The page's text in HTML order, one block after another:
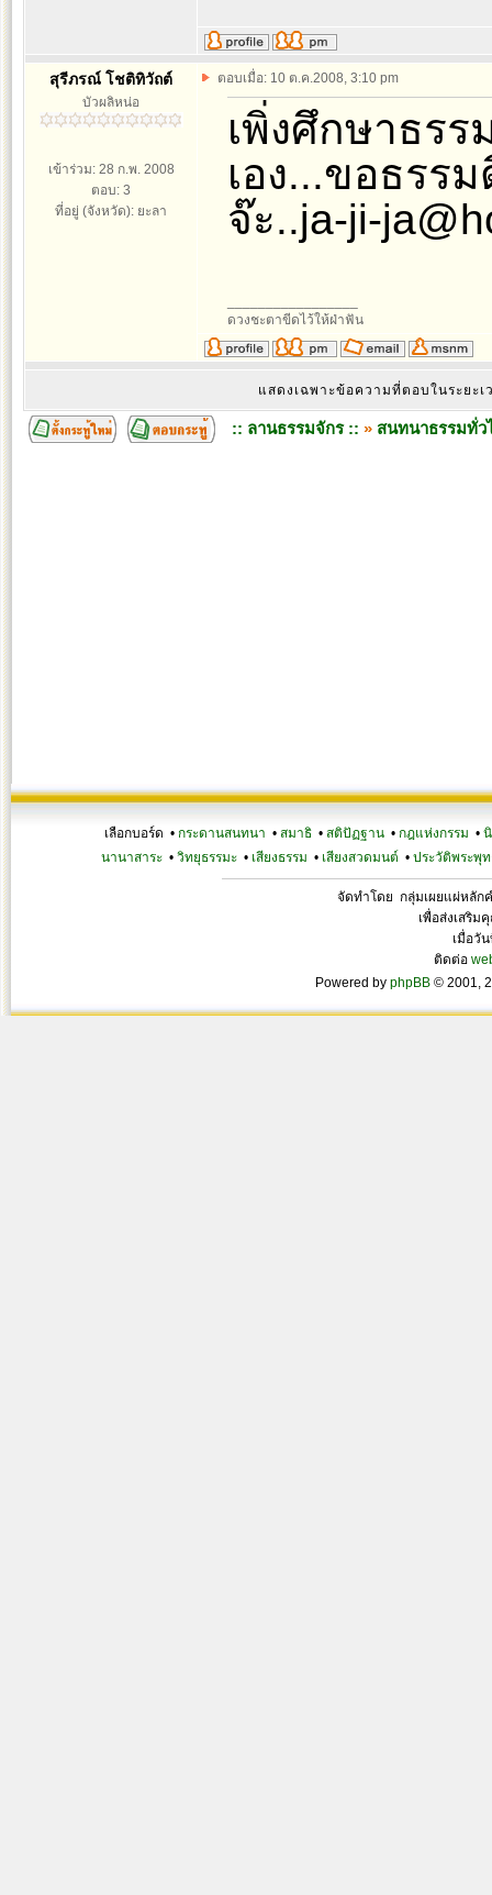
สุรีภรณ์ โชติทิวัถต์
บัวผลิหน่อ
เข้าร่วม: 28 ก.พ. 2008
ตอบ: 3
ที่อยู่ (จังหวัด): ยะลา
ตอบเมื่อ: 10 ต.ค.2008, 3:10 pm
เพิ่งศึกษาธร
เอง...ขอธรร
จ๊ะ..ja-ji-
ดวงชะตาขีดไว้ให้ฝ่าฟัน
แสดงเฉพาะข้อความที่ตอบในระยะ
:: ลานธรรมจักร :: » สนทนาธรรมทั่ว
เลือกบอร์ด • กระดานสนทนา • สมาธิ • สติปัฏฐาน • กฎแห่งกรรม •
นานาสาระ• วิทยุธรรมะ• เสียงธรรม • เสียงสวดมนต์ • ประวัติพระพุท
จัดทำโดย กลุ่มเผยแผ่หลัก
เพื่อส่งเสริม
เมื่อวั
ติดต่อ
Powered by phpBB © 2001,